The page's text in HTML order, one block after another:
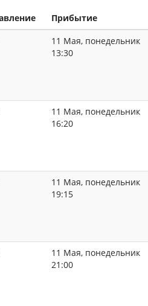
Прибытие
11 Мая, понедельник
13:30
11 Мая, понедельник
16:20
11 Мая, понедельник
19:15
11 Мая, понедельник
21:00